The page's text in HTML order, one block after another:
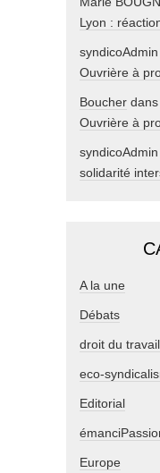
Lyon :
syndicoAdmin
Ouvrière à
Boucher dans
Ouvrière à
syndicoAdmin
solidarité
A la une
Débats
droit du travail
eco-
Editorial
Europe